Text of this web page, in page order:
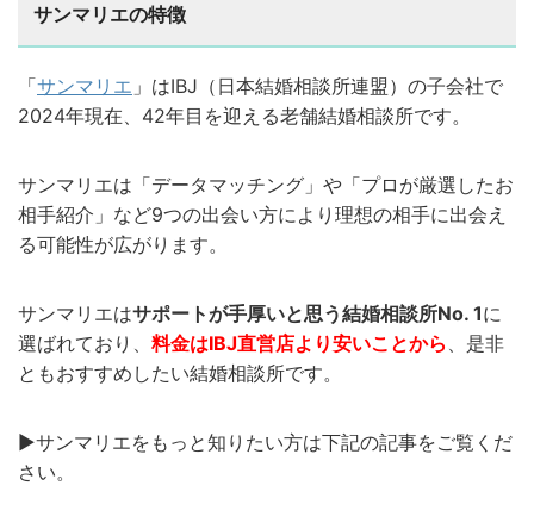
サンマリエの特徴
「サンマリエ 」はIBJ（日本結婚相談所連盟）の子会社で
2024年現在、42年目を迎える老舗結婚相談所です。
サンマリエは「データマッチング」や「プロが厳選したお
相手紹介」など9つの出会い方により理想の相手に出会え
る可能性が広がります。
サンマリエはサポートが手厚いと思う結婚相談所No. 1に
選ばれており、 料金はIBJ直営店より安いことから 、是非
ともおすすめしたい結婚相談所です。
▶︎サンマリエをもっと知りたい方は下記の記事をご覧くだ
さい。